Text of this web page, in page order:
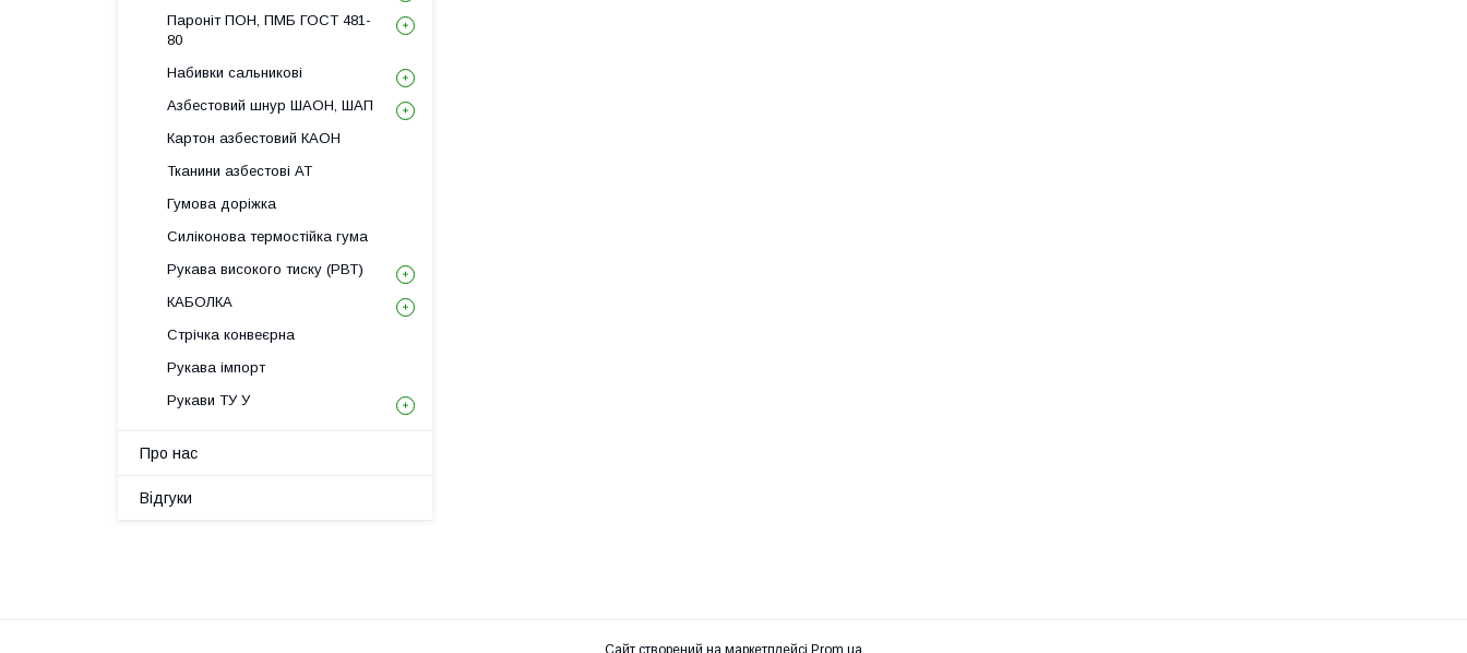
Пароніт ПОН, ПМБ ГОСТ 481-
80
Набивки сальникові
Азбестовий шнур ШАОН, ШАП
Картон азбестовий КАОН
Тканини азбестові АТ
Гумова доріжка
Силіконова термостійка гума
Рукава високого тиску (РВТ)
КАБОЛКА
Стрічка конвеєрна
Рукава імпорт
Рукави ТУ У
Про нас
Відгуки
Сайт створений на маркетплейсі Prom.ua